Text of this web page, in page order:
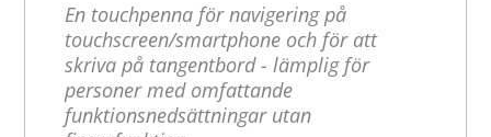
En touchpenna för navigering på
touchscreen/smartphone och för att
skriva på tangentbord - lämplig för
personer med omfattande
funktionsnedsättningar utan